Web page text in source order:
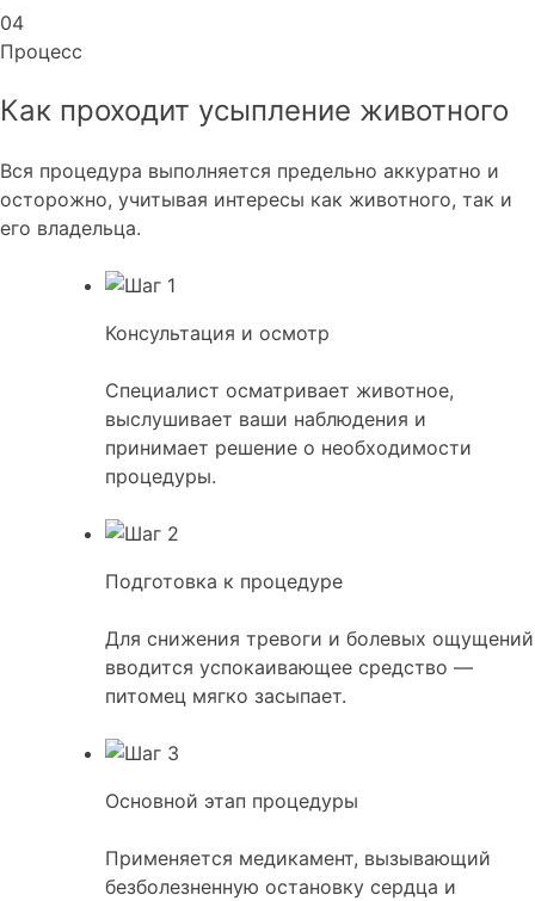
04
Процесс
Как проходит усыпление животного
Вся процедура выполняется предельно аккуратно и
осторожно, учитывая интересы как животного, так и
его владельца.
Консультация и осмотр
Специалист осматривает животное,
выслушивает ваши наблюдения и
принимает решение о необходимости
процедуры.
Подготовка к процедуре
Для снижения тревоги и болевых ощущений
вводится успокаивающее средство —
питомец мягко засыпает.
Основной этап процедуры
Применяется медикамент, вызывающий
безболезненную остановку сердца и